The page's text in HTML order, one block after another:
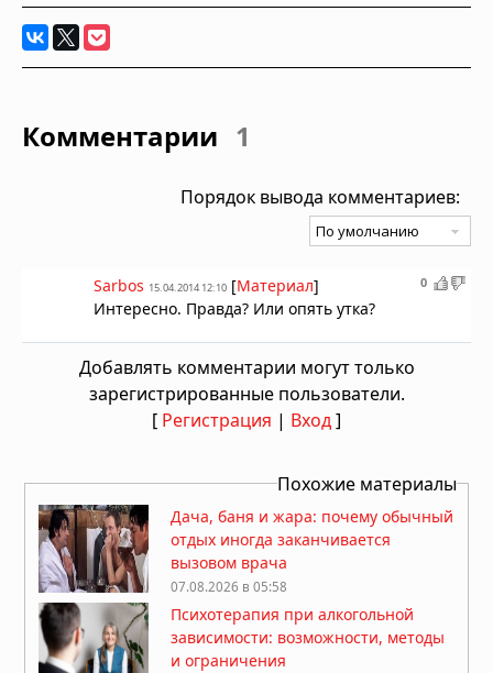
Комментарии 1
Порядок вывода комментариев:
0
Sarbos 15.04.2014 12:10 [Материал]
Интересно. Правда? Или опять утка?
Добавлять комментарии могут только
зарегистрированные пользователи.
[ Регистрация | Вход]
Похожие материалы
Дача, баня и жара: почему обычный
отдых иногда заканчивается
вызовом врача
07.08.2026 в 05:58
Психотерапия при алкогольной
зависимости: возможности, методы
и ограничения